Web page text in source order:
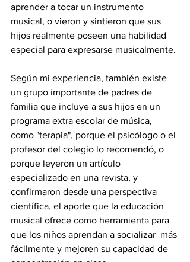
aprender a tocar un instrumento
musical, o vieron y sintieron que sus
hijos realmente poseen una habilidad
especial para expresarse musicalmente.
Según mi experiencia, también existe
un grupo importante de padres de
familia que incluye a sus hijos en un
programa extra escolar de música,
como "terapia", porque el psicólogo o el
profesor del colegio lo recomendó, o
porque leyeron un artículo
especializado en una revista, y
confirmaron desde una perspectiva
científica, el aporte que la educación
musical ofrece como herramienta para
que los niños aprendan a socializar  más
fácilmente y mejoren su capacidad de